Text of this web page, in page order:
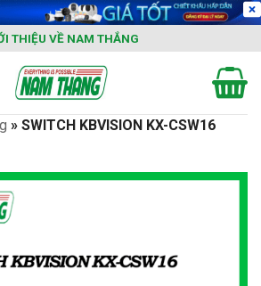
THIỆU VỀ NAM THẮNG
» SWITCH KBVISION KX-CSW16